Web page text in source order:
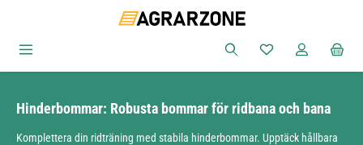
Du har 0 objekt i
Hinderbommar: Robusta bommar för ridbana och bana
Komplettera din ridträning med stabila hinderbommar. Upptäck hållbara